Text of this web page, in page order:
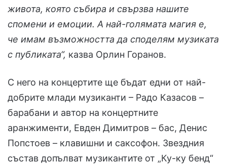
живота, която събира и свързва нашите
спомени и емоции. А най-голямата магия е,
че имам възможността да споделям музиката
с публиката“, казва Орлин Горанов.
С него на концертите ще бъдат едни от най-
добрите млади музиканти – Радо Казасов –
барабани и автор на концертните
аранжименти, Евден Димитров – бас, Денис
Попстоев – клавишни и саксофон. Звездния
състав допълват музикантите от „Ку-ку бенд“